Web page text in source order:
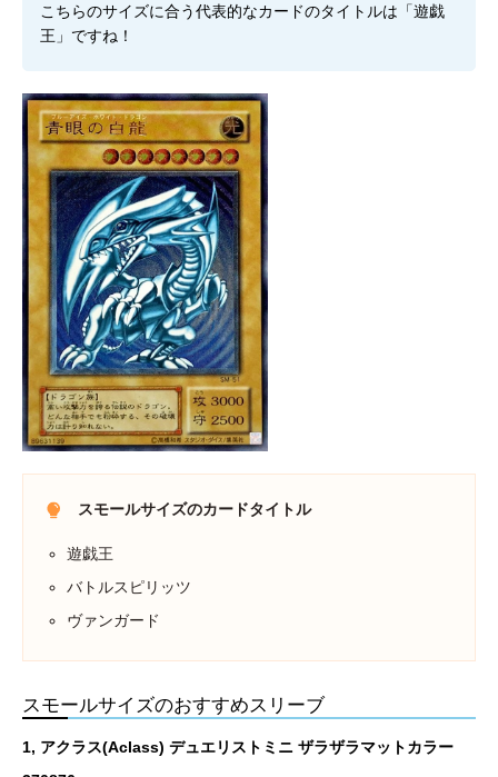
こちらのサイズに合う代表的なカードのタイトルは「遊戯
王」ですね！
スモールサイズのカードタイトル
遊戯王
バトルスピリッツ
ヴァンガード
スモールサイズのおすすめスリーブ
1, アクラス(Aclass) デュエリストミニ ザラザラマットカラー